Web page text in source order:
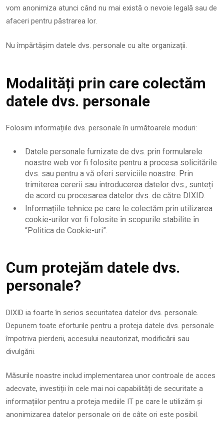
vom anonimiza atunci când nu mai există o nevoie legală sau de
afaceri pentru păstrarea lor.
Nu împărtășim datele dvs. personale cu alte organizații.
Modalități prin care colectăm
datele dvs. personale
Folosim informațiile dvs. personale în următoarele moduri:
Datele personale furnizate de dvs. prin formularele
noastre web vor fi folosite pentru a procesa solicitările
dvs. sau pentru a vă oferi serviciile noastre. Prin
trimiterea cererii sau introducerea datelor dvs., sunteți
de acord cu procesarea datelor dvs. de către DIXID.
Informațiile tehnice pe care le colectăm prin utilizarea
cookie-urilor vor fi folosite în scopurile stabilite în
“Politica de Cookie-uri”.
Cum protejăm datele dvs.
personale?
DIXID ia foarte în serios securitatea datelor dvs. personale.
Depunem toate eforturile pentru a proteja datele dvs. personale
împotriva pierderii, accesului neautorizat, modificării sau
divulgării.
Măsurile noastre includ implementarea unor controale de acces
adecvate, investiții în cele mai noi capabilități de securitate a
informațiilor pentru a proteja mediile IT pe care le utilizăm și
anonimizarea datelor personale ori de câte ori este posibil.